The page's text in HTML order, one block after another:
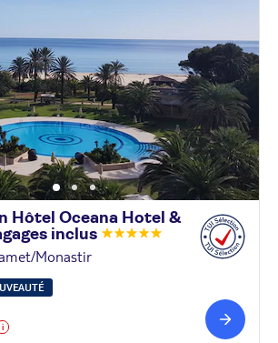
Hôtel Oceana Hotel &
inclus
Monastir